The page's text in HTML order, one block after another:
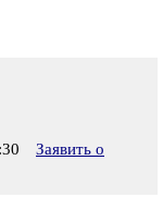
Заявить о